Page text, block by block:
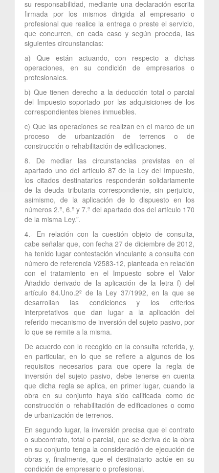
su responsabilidad, mediante una declaración escrita
firmada por los mismos dirigida al empresario o
profesional que realice la entrega o preste el servicio,
que concurren, en cada caso y según proceda, las
siguientes circunstancias:
a) Que están actuando, con respecto a dichas
operaciones, en su condición de empresarios o
profesionales.
b) Que tienen derecho a la deducción total o parcial
del Impuesto soportado por las adquisiciones de los
correspondientes bienes inmuebles.
c) Que las operaciones se realizan en el marco de un
proceso de urbanización de terrenos o de
construcción o rehabilitación de edificaciones.
8. De mediar las circunstancias previstas en el
apartado uno del artículo 87 de la Ley del Impuesto,
los citados destinatarios responderán solidariamente
de la deuda tributaria correspondiente, sin perjuicio,
asimismo, de la aplicación de lo dispuesto en los
números 2.º, 6.º y 7.º del apartado dos del artículo 170
de la misma Ley.”.
4.- En relación con la cuestión objeto de consulta,
cabe señalar que, con fecha 27 de diciembre de 2012,
ha tenido lugar contestación vinculante a consulta con
número de referencia V2583-12, planteada en relación
con el tratamiento en el Impuesto sobre el Valor
Añadido derivado de la aplicación de la letra f) del
artículo 84.Uno.2º de la Ley 37/1992, en la que se
desarrollan las condiciones y los criterios
interpretativos que dan lugar a la aplicación del
referido mecanismo de inversión del sujeto pasivo, por
lo que se remite a la misma.
De acuerdo con lo recogido en la consulta referida, y,
en particular, en lo que se refiere a algunos de los
requisitos necesarios para que opere la regla de
inversión del sujeto pasivo, debe tenerse en cuenta
que dicha regla se aplica, en primer lugar, cuando la
obra en su conjunto haya sido calificada como de
construcción o rehabilitación de edificaciones o como
de urbanización de terrenos.
En segundo lugar, la inversión precisa que el contrato
o subcontrato, total o parcial, que se deriva de la obra
en su conjunto tenga la consideración de ejecución de
obras y, finalmente, que el destinatario actúe en su
condición de empresario o profesional.